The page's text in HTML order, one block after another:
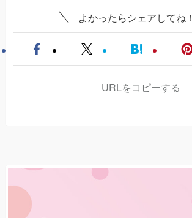
よかったらシェアしてね！
URLをコピーする